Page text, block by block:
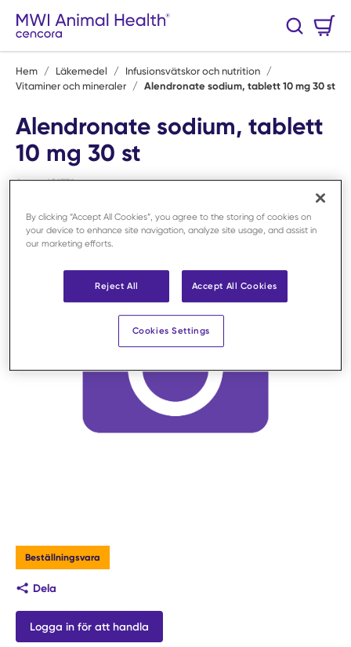
Hoppa till huvudinnehåll
Sök
Hem / Läkemedel / Infusionsvätskor och nutrition /
Vitaminer och mineraler / Alendronate sodium, tablett 10 mg 30 st
Alendronate sodium, tablett
10 mg 30 st
Art.nr: 691731
Licensvara
Beställningsvara
Dela
Logga in för att handla
By clicking “Accept All Cookies”, you agree to the storing of cookies on
your device to enhance site navigation, analyze site usage, and assist in
our marketing efforts.
Reject All Accept All Cookies
Cookies Settings